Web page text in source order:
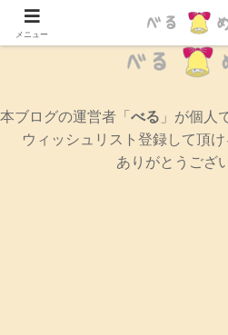
辛口女性ゲーム
本ブログの運営者「 べる 」が個人
ウィッシュリスト登録して頂
ありがとうござ
メニュー